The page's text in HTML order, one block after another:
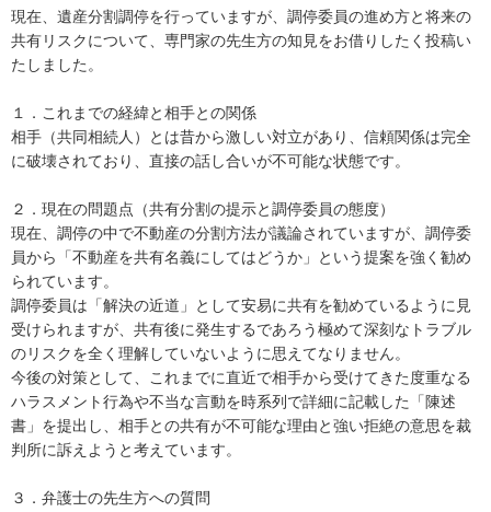
現在、遺産分割調停を行っていますが、調停委員の進め方と将来の
共有リスクについて、専門家の先生方の知見をお借りしたく投稿い
たしました。
１．これまでの経緯と相手との関係
相手（共同相続人）とは昔から激しい対立があり、信頼関係は完全
に破壊されており、直接の話し合いが不可能な状態です。
２．現在の問題点（共有分割の提示と調停委員の態度）
現在、調停の中で不動産の分割方法が議論されていますが、調停委
員から「不動産を共有名義にしてはどうか」という提案を強く勧め
られています。
調停委員は「解決の近道」として安易に共有を勧めているように見
受けられますが、共有後に発生するであろう極めて深刻なトラブル
のリスクを全く理解していないように思えてなりません。
今後の対策として、これまでに直近で相手から受けてきた度重なる
ハラスメント行為や不当な言動を時系列で詳細に記載した「陳述
書」を提出し、相手との共有が不可能な理由と強い拒絶の意思を裁
判所に訴えようと考えています。
３．弁護士の先生方への質問